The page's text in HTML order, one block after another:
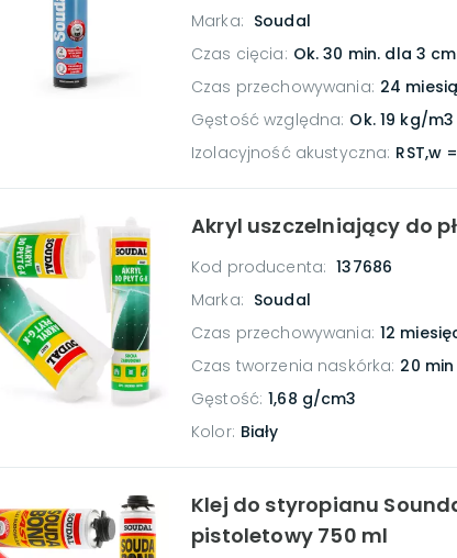
Marka: Soudal
Czas cięcia: Ok. 30 min. dla 3
Czas przechowywania: 24
Gęstość względna: Ok. 19 kg/
Izolacyjność akustyczna: RST,w
Akryl uszczelniający do
Kod producenta: 137686
Marka: Soudal
Czas przechowywania: 12
Czas tworzenia naskórka: 20 min
Gęstość: 1,68 g/cm3
Kolor: Biały
Klej do styropianu
pistoletowy 750 ml